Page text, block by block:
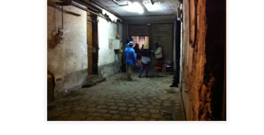
sentada en el suelo al lado de Mónica y después llegó la
que cuidaron bien de mi recién recuperada identidad
estaba bien.
hablando que para próximos seminarios, habría que buscar
un terremoto a la tarde, y con el de la pérdida del alma,
en un local situado en el número 13 de la calle (ya sabéis mi
esta de terminar la performance posbolonia, a pesar del susto
después de esta aventura, me encanta pensar en que
un renacer.